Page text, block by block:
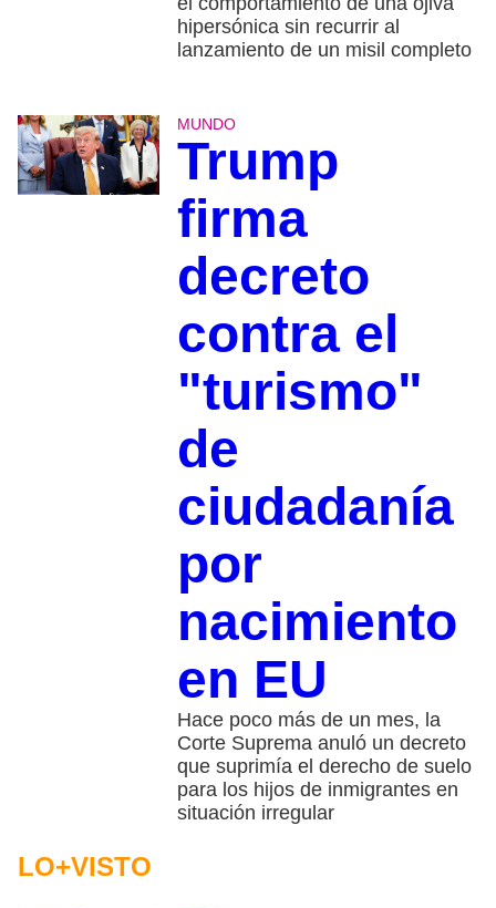
hipersónica sin recurrir al
lanzamiento de un misil completo
MUNDO
Trump
firma
decreto
contra el
"turismo"
de
ciudadanía
por
nacimiento
en EU
Hace poco más de un mes, la
Corte Suprema anuló un decreto
que suprimía el derecho de suelo
para los hijos de inmigrantes en
situación irregular
LO+VISTO